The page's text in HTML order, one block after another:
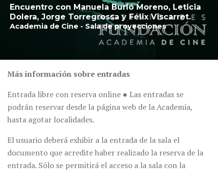
Encuentro con Manuela Burló Moreno, Leticia
Dolera, Jorge Torregrossa y Félix Viscarret.
Academia de Cine - Sala de proyecciones
Más información sobre entradas
Entrada libre con reserva online ● Las entradas se
podrán reservar desde la página web de la Academia,
hasta agotar localidades.
El usuario deberá exhibir a la entrada de la sala el
documento que acredite haber realizado la reserva de la
entrada. Sólo se permitirá el acceso a la sala con la